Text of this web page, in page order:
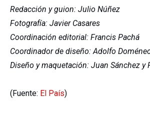
Redacción y guion: Julio Núñez
Fotografía: Javier Casares
Coordinación editorial: Francis Pachá
Coordinador de diseño: Adolfo
Diseño y maquetación: Juan Sánchez y
(Fuente: El País)